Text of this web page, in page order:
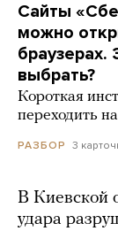
Сайты
можно
браузерах.
выбрать?
Короткая
переходить
РАЗБОР 3
В Киевской
удара